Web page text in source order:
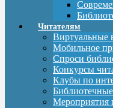
Читателям
Виртуальные
Мобильное
Спроси
Конкурсы
Клубы по
Мероприятия